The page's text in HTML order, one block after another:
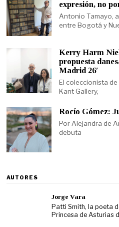
expresión, no
Antonio Tamayo,
entre Bogotá y
Kerry Harm
propuesta
Madrid 26′
El coleccionista
Kant Gallery,
Rocío Gómez:
Por Alejandra de
debuta
AUTORES
Jorge Vara
Patti Smith, la poeta
Princesa de Asturias